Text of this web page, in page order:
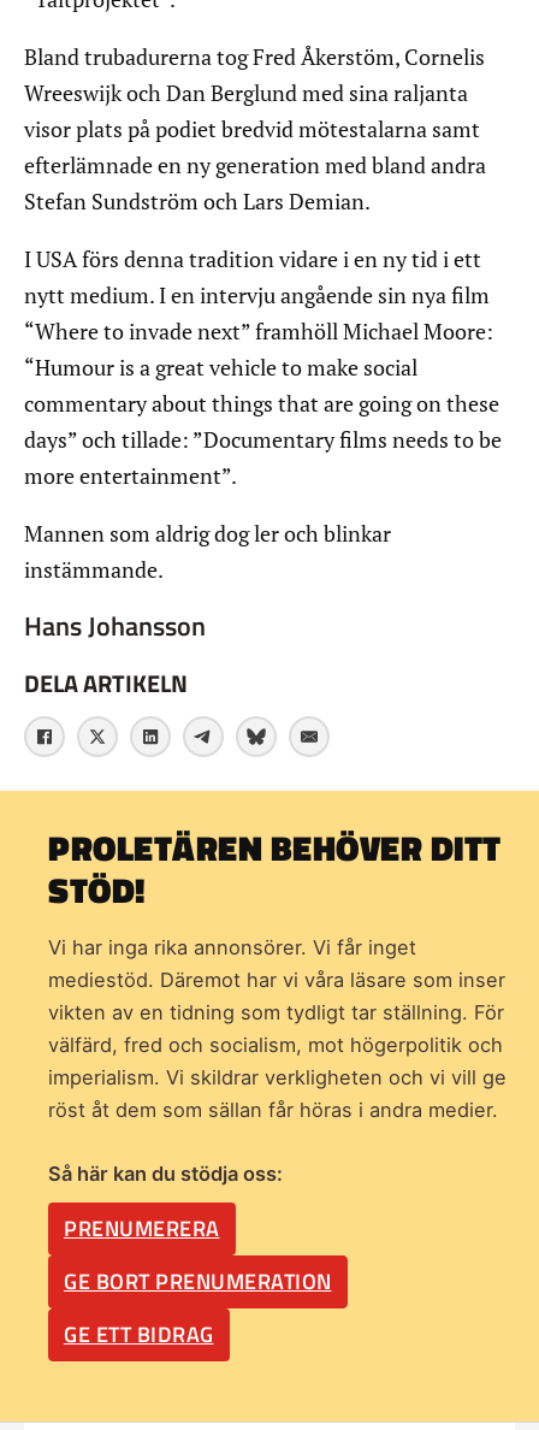
Bland trubadurerna tog Fred Åkerstöm, Cornelis
Wreeswijk och Dan Berglund med sina raljanta
visor plats på podiet bredvid mötestalarna samt
efterlämnade en ny generation med bland andra
Stefan Sundström och Lars Demian.
I USA förs denna tradition vidare i en ny tid i ett
nytt medium. I en intervju angående sin nya film
“Where to invade next” framhöll Michael Moore:
“Humour is a great vehicle to make social
commentary about things that are going on these
days” och tillade: ”Documentary films needs to be
more entertainment”.
Mannen som aldrig dog ler och blinkar
instämmande.
Hans Johansson
DELA ARTIKELN
PROLETÄREN BEHÖVER DITT
STÖD!
Vi har inga rika annonsörer. Vi får inget
mediestöd. Däremot har vi våra läsare som inser
vikten av en tidning som tydligt tar ställning. För
välfärd, fred och socialism, mot högerpolitik och
imperialism. Vi skildrar verkligheten och vi vill ge
röst åt dem som sällan får höras i andra medier.
Så här kan du stödja oss:
PRENUMERERA
GE BORT PRENUMERATION
GE ETT BIDRAG